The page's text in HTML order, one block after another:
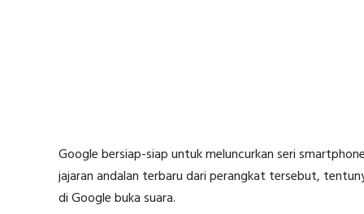
Google bersiap-siap untuk meluncurkan seri
jajaran andalan terbaru dari perangkat tersebut,
di Google buka suara.